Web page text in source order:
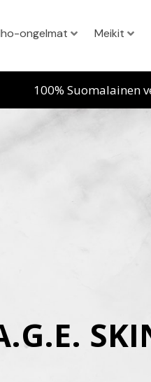
ongelmat Meikit
100% Suomalainen